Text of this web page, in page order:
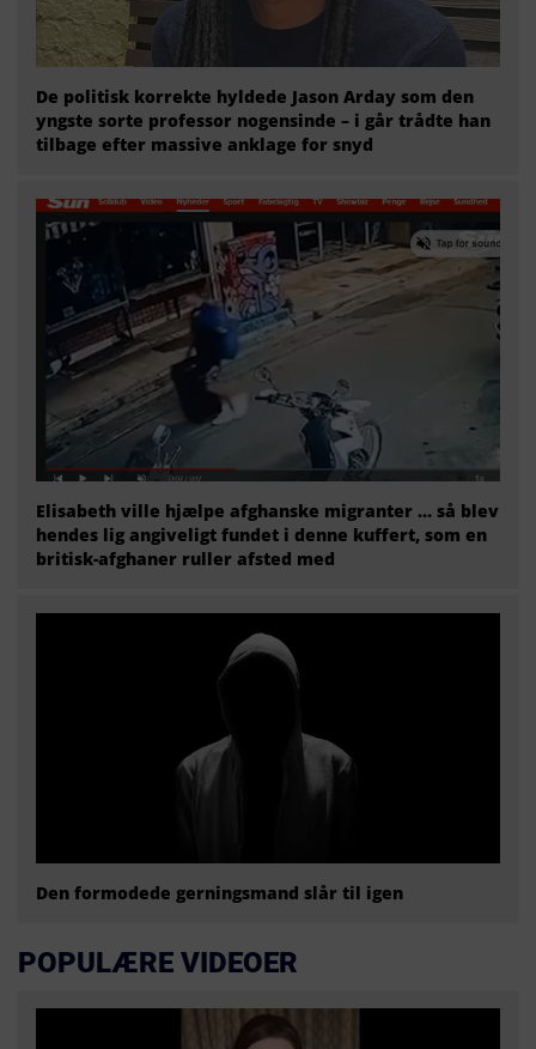
De politisk korrekte hyldede Jason Arday som den
yngste sorte professor nogensinde – i går trådte han
tilbage efter massive anklage for snyd
Elisabeth ville hjælpe afghanske migranter … så blev
hendes lig angiveligt fundet i denne kuffert, som en
britisk-afghaner ruller afsted med
Den formodede gerningsmand slår til igen
POPULÆRE VIDEOER